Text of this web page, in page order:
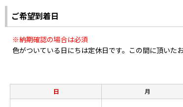
ご希望到着日
※納期確認の場合は必須
色がついている日にちは定休日です。この間に頂いた
日 月